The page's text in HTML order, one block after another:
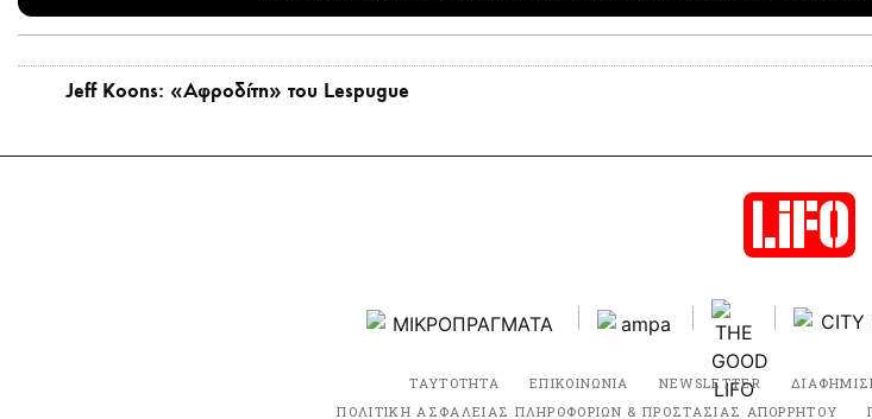
Jeff Koons: «Αφροδίτη» του Lespugue
ΤΑΥΤΟΤΗΤΑ ΕΠΙΚΟΙΝΩΝΙΑ NEWSLETTER
ΠΟΛΙΤΙΚΗ ΑΣΦΑΛΕΙΑΣ ΠΛΗΡΟΦΟΡΙΩΝ & ΠΡΟΣΤΑΣΙΑΣ ΑΠΟΡΡΗΤΟΥ